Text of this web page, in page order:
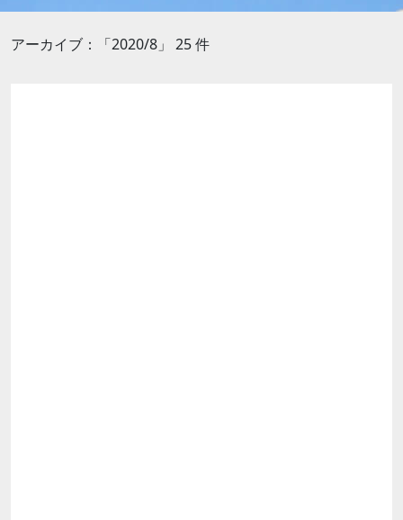
アーカイブ：「2020/8」 25 件